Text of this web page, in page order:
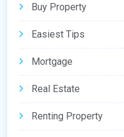
Buy Property
Easiest Tips
Mortgage
Real Estate
Renting Property